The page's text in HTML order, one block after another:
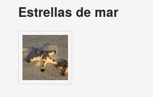
Estrellas de mar